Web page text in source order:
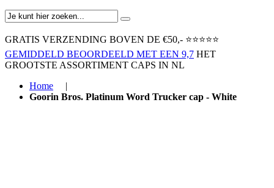
GRATIS VERZENDING BOVEN ​DE €50,-​ ⭐⭐⭐⭐⭐
GEMIDDELD BEOORDEELD MET EEN 9,7 HET
GROOTSTE ASSORTIMENT CAPS IN NL
Home
|
Goorin Bros. Platinum Word Trucker cap - White